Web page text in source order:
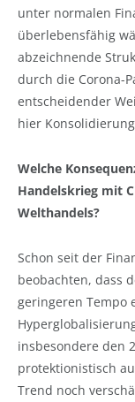
unter normalen
überlebensfähig
abzeichnende
durch die Corona-
entscheidender
hier
Welche
Handelskrieg mit
Welthandels?
Schon seit der
beobachten, dass
geringeren Tempo
insbesondere den
protektionistisch
Trend noch